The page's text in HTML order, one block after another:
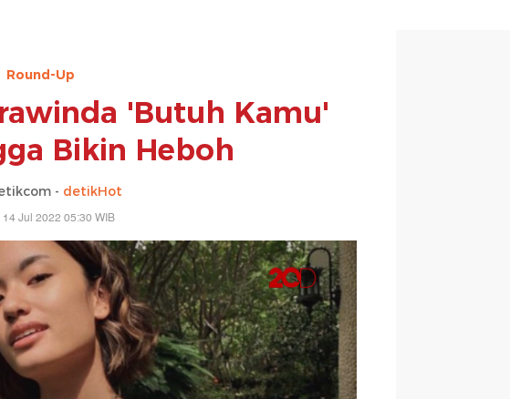
Round-Up
'Butuh Kamu'
Bikin Heboh
- detikHot
14 Jul 2022 05:30 WIB